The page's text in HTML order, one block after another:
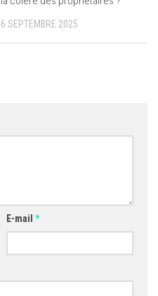
6 SEPTEMBRE 2025
E-mail *